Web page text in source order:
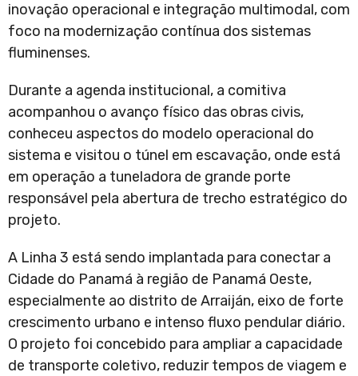
inovação operacional e integração multimodal, com
foco na modernização contínua dos sistemas
fluminenses.
Durante a agenda institucional, a comitiva
acompanhou o avanço físico das obras civis,
conheceu aspectos do modelo operacional do
sistema e visitou o túnel em escavação, onde está
em operação a tuneladora de grande porte
responsável pela abertura de trecho estratégico do
projeto.
A Linha 3 está sendo implantada para conectar a
Cidade do Panamá à região de Panamá Oeste,
especialmente ao distrito de Arraiján, eixo de forte
crescimento urbano e intenso fluxo pendular diário.
O projeto foi concebido para ampliar a capacidade
de transporte coletivo, reduzir tempos de viagem e